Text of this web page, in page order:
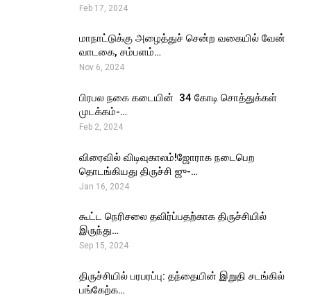
Feb 17, 2024
மாநாட்டுக்கு அழைத்துச் சென்ற வகையில் வேன்
வாடகை, சம்பளம்…
Nov 6, 2024
பிரபல நகை கடையின் ₹ 34 கோடி சொத்துக்கள்
முடக்கம்-…
Feb 2, 2024
விரைவில் விடிவுகாலம்!ஜோராக நடைபெற
தொடங்கியது திருச்சி ஜு-…
Jan 16, 2024
கூட்ட நெரிசலை தவிர்ப்பதற்காக திருச்சியில்
இருந்து…
Sep 15, 2024
திருச்சியில் பரபரப்பு: தந்தையின் இறுதி சடங்கில்
பங்கேற்க…